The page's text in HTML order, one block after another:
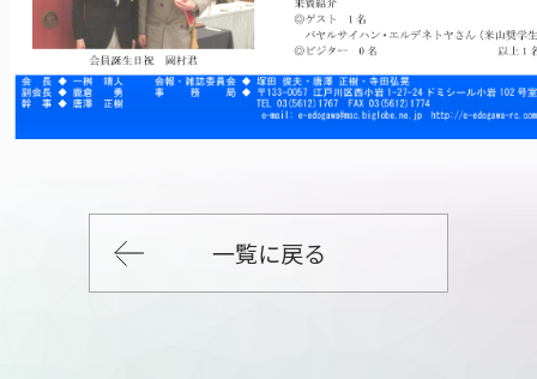
一覧に戻る